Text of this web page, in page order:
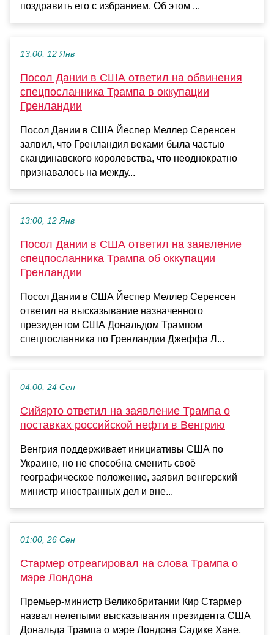
поздравить его с избранием. Об этом ...
13:00, 12 Янв
Посол Дании в США ответил на обвинения
спецпосланника Трампа в оккупации
Гренландии
Посол Дании в США Йеспер Меллер Серенсен
заявил, что Гренландия веками была частью
скандинавского королевства, что неоднократно
признавалось на между...
13:00, 12 Янв
Посол Дании в США ответил на заявление
спецпосланника Трампа об оккупации
Гренландии
Посол Дании в США Йеспер Меллер Серенсен
ответил на высказывание назначенного
президентом США Дональдом Трампом
спецпосланника по Гренландии Джеффа Л...
04:00, 24 Сен
Сийярто ответил на заявление Трампа о
поставках российской нефти в Венгрию
Венгрия поддерживает инициативы США по
Украине, но не способна сменить своё
географическое положение, заявил венгерский
министр иностранных дел и вне...
01:00, 26 Сен
Стармер отреагировал на слова Трампа о
мэре Лондона
Премьер-министр Великобритании Кир Стармер
назвал нелепыми высказывания президента США
Дональда Трампа о мэре Лондона Садике Хане,